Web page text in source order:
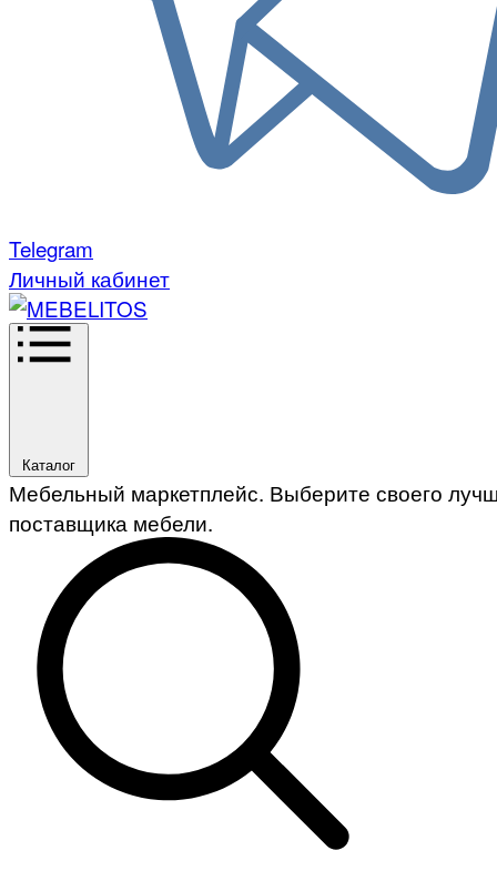
Telegram
Личный кабинет
Каталог
Мебельный маркетплейс. Выберите своего
поставщика мебели.